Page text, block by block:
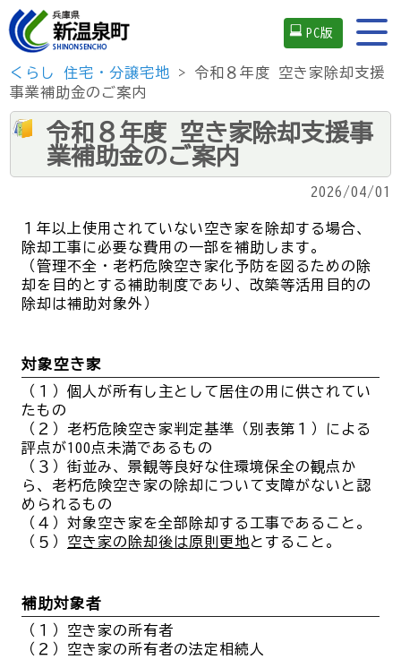
PC版
くらし 住宅・分譲宅地 > 令和８年度 空き家除却支援
事業補助金のご案内
令和８年度 空き家除却支援事
業補助金のご案内
2026/04/01
１年以上使用されていない空き家を除却する場合、
除却工事に必要な費用の一部を補助します。
（管理不全・老朽危険空き家化予防を図るための除
却を目的とする補助制度であり、改築等活用目的の
除却は補助対象外）
対象空き家
（１）個人が所有し主として居住の用に供されてい
たもの
（２） 老朽危険空き家判定基準（別表第１）による
評点が100点未満であるもの
（３） 街並み、景観等良好な住環境保全の観点か
ら、老朽危険空き家の除却について支障がないと認
められるもの
（４）対象空き家を全部除却する工事であること。
（５） 空き家の除却後は原則更地とすること。
補助対象者
（１）空き家の所有者
（２）空き家の所有者の法定相続人